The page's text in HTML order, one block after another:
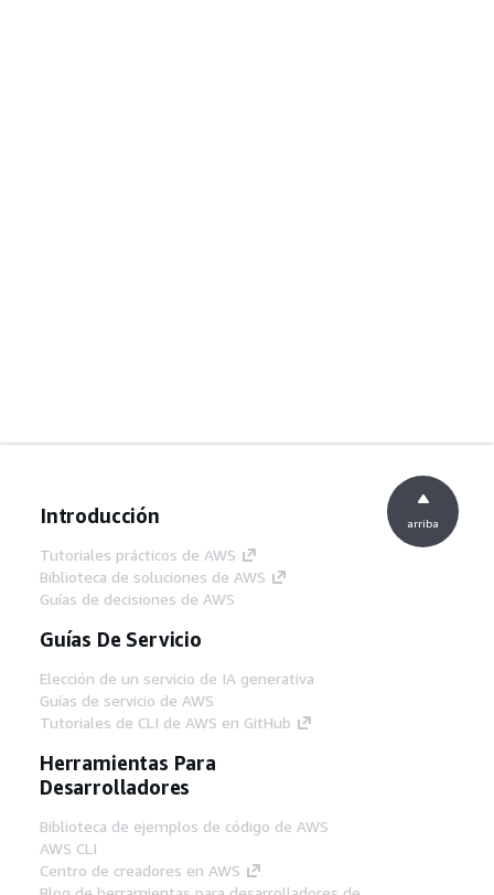
Introducción
Tutoriales prácticos de AWS
Biblioteca de soluciones de AWS
Guías de decisiones de AWS
Guías De Servicio
Elección de un servicio de IA generativa
Guías de servicio de AWS
Tutoriales de CLI de AWS en GitHub
Herramientas Para
Desarrolladores
Biblioteca de ejemplos de código de AWS
AWS CLI
Centro de creadores en AWS
arriba